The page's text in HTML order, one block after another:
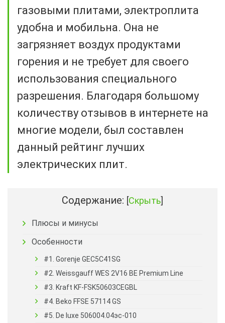
газовыми плитами, электроплита
удобна и мобильна. Она не
загрязняет воздух продуктами
горения и не требует для своего
использования специального
разрешения. Благодаря большому
количеству отзывов в интернете на
многие модели, был составлен
данный рейтинг лучших
электрических плит.
Содержание: [Скрыть]
Плюсы и минусы
Особенности
#1. Gorenje GEC5C41SG
#2. Weissgauff WES 2V16 BE Premium Line
#3. Kraft KF-FSK50603CEGBL
#4. Beko FFSE 57114 GS
#5. De luxe 506004.04эс-010